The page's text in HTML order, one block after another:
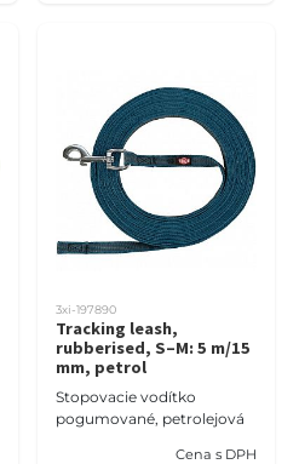
3xi-197890
Tracking leash,
rubberised, S–M: 5 m/15
mm, petrol
Stopovacie vodítko
pogumované, petrolejová
Cena s DPH